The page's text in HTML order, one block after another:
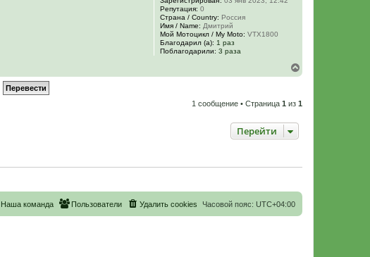
Репутация: 0
Страна / Country: Россия
Имя / Name: Дмитрий
Мой Мотоцикл / My Moto: VTX1800
Благодарил (а): 1 раз
Поблагодарили: 3 раза
у
н
а
у
1 сообщение • Страница 1 из 1
Перейти
Часовой пояс: UTC+04:00
Удалить cookies
Пользователи
Наша команда